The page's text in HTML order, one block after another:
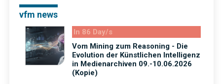
vfm news
In 86 Day/s
Vom Mining zum Reasoning - Die
Evolution der Künstlichen Intelligenz
in Medienarchiven 09.-10.06.2026
(Kopie)